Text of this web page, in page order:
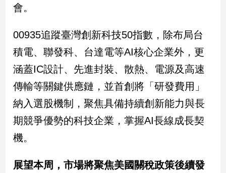
子/
情
藝
術
／
創
／
電
影
薦
技/
會。
00935追蹤臺灣創新科技50指數，除布局台
積電、聯發科、台達電等AI核心企業外，更
涵蓋IC設計、先進封裝、散熱、電源及高速
傳輸等關鍵供應鏈，並首創將「研發費用」
納入選股機制，聚焦具備持續創新能力與長
期競爭優勢的科技企業，掌握AI長線成長契
機。
展望本周，市場將聚焦美國關稅政策後續發